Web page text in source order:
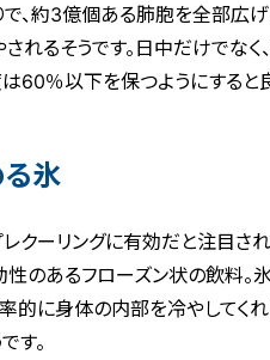
、約3億個ある肺胞を全部広
れるそうです。日中だけでな
60％以下を保つようにすると良
る氷
クーリングに有効だと注目され
のあるフローズン状の飲料。
的に身体の内部を冷やしてく
す。